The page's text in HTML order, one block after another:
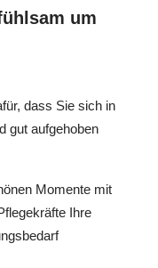
um
dass Sie sich in
gut aufgehoben
Momente mit
Ihre